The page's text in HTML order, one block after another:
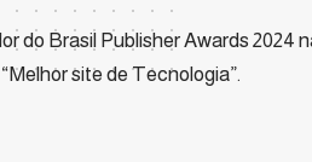
do Brasil Publisher Awards 2024
site de Tecnologia”.